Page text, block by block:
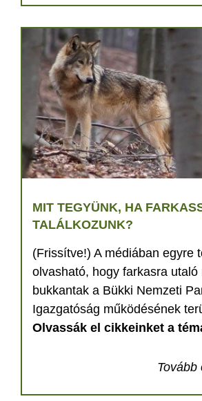
MIT TEGYÜNK, HA
TALÁLKOZUNK?
(Frissítve!) A médiában egyre
olvasható, hogy farkasra utaló
bukkantak a Bükki Nemzeti
Igazgatóság működésének
Olvassák el cikkeinket a
Tovább